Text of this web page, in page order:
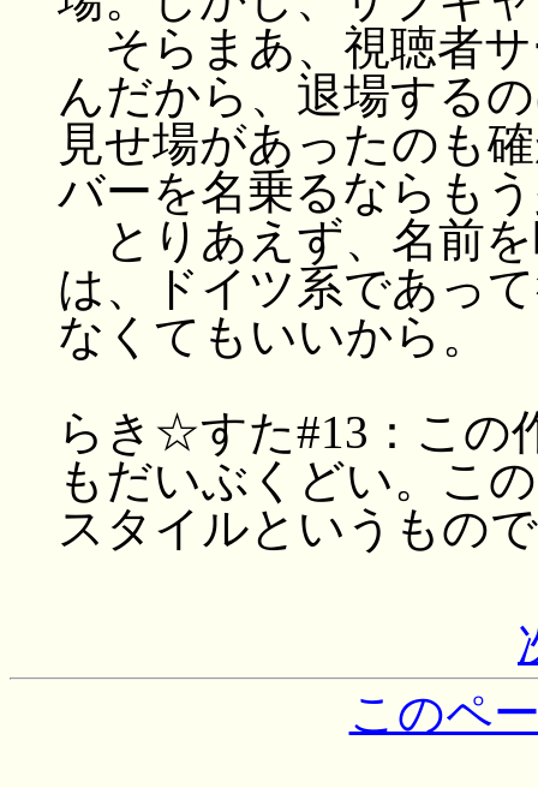
そらまあ、視聴者
んだから、退場する
見せ場があったのも
バーを名乗るならも
とりあえず、名前
は、ドイツ系であっ
なくてもいいから。
らき☆すた#13：この
もだいぶくどい。こ
スタイルというもの
このペ